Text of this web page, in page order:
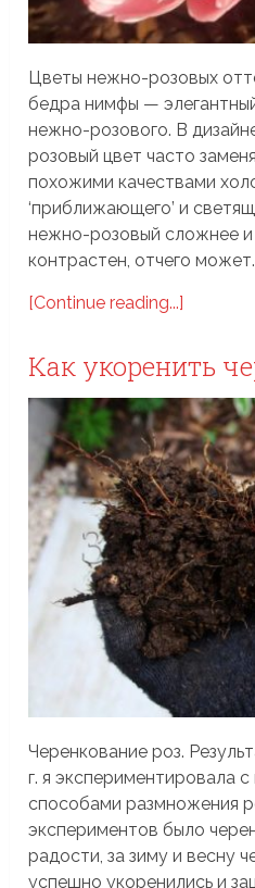
Цветы нежно-розовых
бедра нимфы — элегантный
нежно-розового. В
розовый цвет часто
похожими качествами
‘приближающего’ и
нежно-розовый сложнее и
контрастен, отчего
[Continue reading...]
Как укоренить
Черенкование роз.
г. я экспериментировала с
способами размножения
экспериментов было
радости, за зиму и весну
успешно укоренились и